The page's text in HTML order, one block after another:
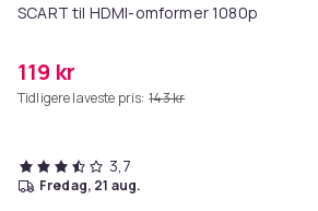
SCART til HDMI-omformer 1080p
119 kr
Tidligere laveste pris: 143 kr
3,7
fredag, 21 aug.